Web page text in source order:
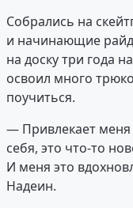
Собрались на
и начинающие
на доску три года
освоил много
поучиться.
— Привлекает меня
себя, это что-то
И меня это
Надеин.